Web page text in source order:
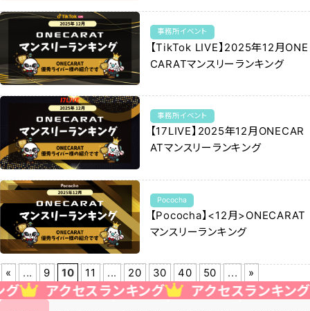
事務所イベント
【TikTok LIVE】2025年12月ONE
CARATマンスリーランキング
事務所イベント
【17LIVE】2025年12月ONECAR
ATマンスリーランキング
Pococha
【Pococha】<12月>ONECARAT
マンスリーランキング
« ... 9 10 11 ... 20 30 40 50 ... »
アクセスランキング アクセスランキング